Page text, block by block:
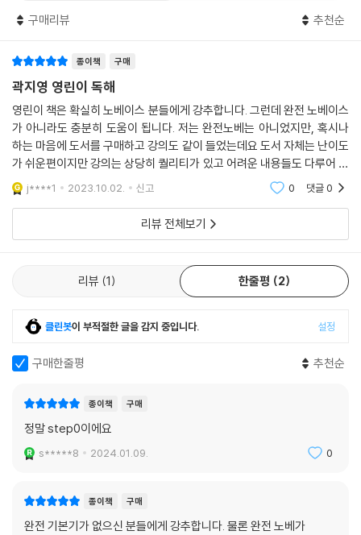
구매리뷰 추천순
종이책 구매
곽지영 영린이 독해
영린이 책은 확실히 노베이스 분들에게 강추합니다. 그런데 완전 노베이스
가 아니라도 충분히 도움이 됩니다. 저는 완전노베는 아니었지만, 혹시나
하는 마음에 도서를 구매하고 강의도 같이 들었는데요 도서 자체는 난이도
가 쉬운편이지만 강의는 상당히 퀄리티가 있고 어려운 내용들도 다루어 주
기 때문에 강의와 함께하면 좋은 교재 입니다. 공무원 영어가 확실히 특이
점이 있는 시
j****1 2023.10.02. 신고 0 댓글0
리뷰 전체보기
리뷰 1 한줄평 2
클린봇이 부적절한 글을 감지 중입니다. 설정
구매한줄평 추천순
종이책 구매
정말 step0이에요
s*****8 2024.01.09. 0
종이책 구매
완전 기본기가 없으신 분들에게 강추합니다. 물론 완전 노베가